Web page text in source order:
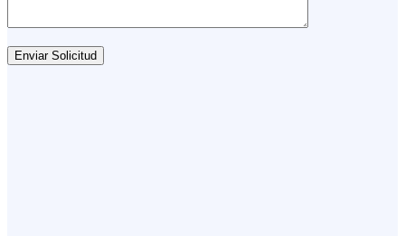
Enviar Solicitud